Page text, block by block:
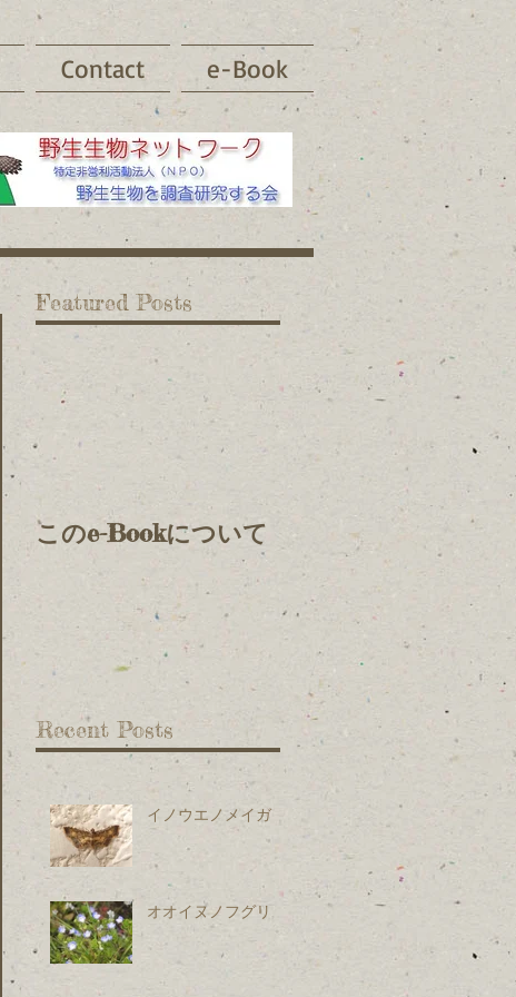
Contact e-Book
Featured Posts
このe-Bookについて
Recent Posts
イノウエノメイガ
オオイヌノフグリ